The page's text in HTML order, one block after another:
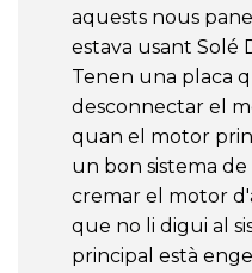
aquests nous
estava usant Solé
Tenen una placa
desconnectar el
quan el motor
un bon sistema
cremar el motor
que no li digui al
principal està